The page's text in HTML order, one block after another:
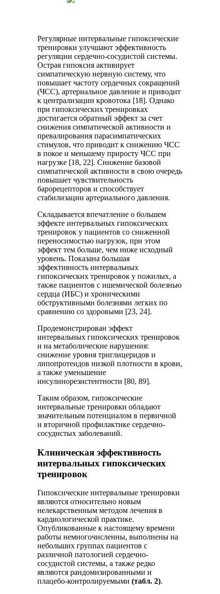
Регулярные интервальные гипоксические
тренировки улучшают эффективность
регуляции сердечно-сосудистой системы.
Острая гипоксия активирует
симпатическую нервную систему, что
повышает частоту сердечных сокращений
(ЧСС), артериальное давление и приводит
к централизации кровотока [18]. Однако
при гипоксических тренировках
достигается обратный эффект за счет
снижения симпатической активности и
превалирования парасимпатических
стимулов, что приводит к снижению ЧСС
в покое и меньшему приросту ЧСС при
нагрузке [18, 22]. Снижение базовой
симпатической активности в свою очередь
повышает чувствительность
барорецепторов и способствует
стабилизации артериального давления.
Складывается впечатление о большем
эффекте интервальных гипоксических
тренировок у пациентов со сниженной
переносимостью нагрузок, при этом
эффект тем больше, чем ниже исходный
уровень. Показана большая
эффективность интервальных
гипоксических тренировок у пожилых, а
также пациентов с ишемической болезнью
сердца (ИБС) и хроническими
обструктивными болезнями легких по
сравнению со здоровыми [23, 24].
Продемонстрирован эффект
интервальных гипоксических тренировок
и на метаболические нарушения:
снижение уровня триглицеридов и
липопротеидов низкой плотности в крови,
а также уменьшение
инсулинорезистентности [80, 89].
Таким образом, гипоксические
интервальные тренировки обладают
значительным потенциалом в первичной
и вторичной профилактике сердечно-
сосудистых заболеваний.
Клиническая эффективность
интервальных гипоксических
тренировок
Гипоксические интервальные тренировки
являются относительно новым
нелекарственным методом лечения в
кардиологической практике.
Опубликованные к настоящему времени
работы немногочисленны, выполнены на
небольших группах пациентов с
различной патологией сердечно-
сосудистой системы, а также редко
являются рандомизированными и
плацебо-контролируемыми(табл. 2).